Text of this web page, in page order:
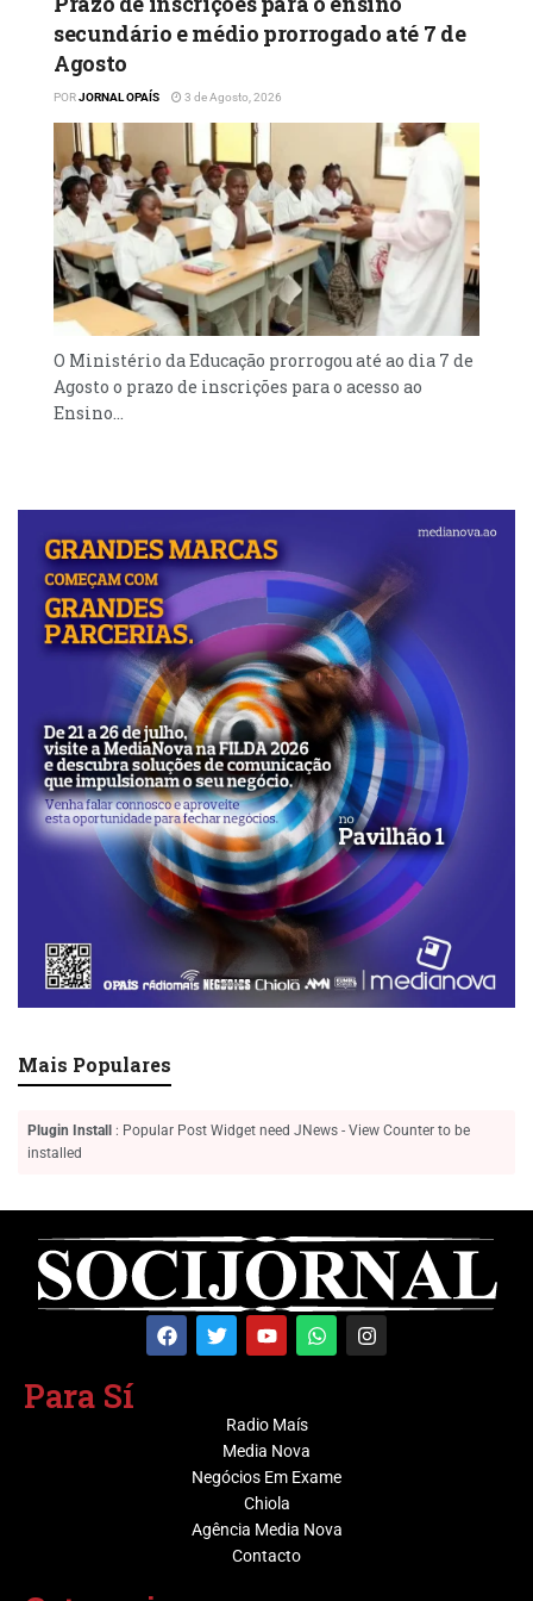
populações”, referiu.
Segundo o governante, a Lei n° 5/24 do
Combate ao Contrabando aos Produtos
Petrolíferos, recentemente aprovado pela
Assembleia Nacional, vem reforçar o
combate a este mal.
secundário e médio prorrogado até 7 de
Agosto
PORJORNAL OPAÍS 3 de Agosto, 2026
O Ministério da Educação prorrogou até ao dia 7 de
Agosto o prazo de inscrições para o acesso ao
Ensino...
Mais Populares
Plugin Install
: Popular Post Widget need JNews - View Counter to be
installed
Para Sí
Radio Maís
Media Nova
Negócios Em Exame
Chiola
Agência Media Nova
Contacto